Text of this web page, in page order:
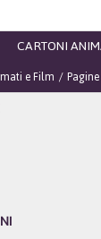
CARTONI
e Film